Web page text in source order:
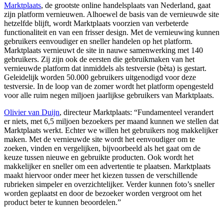
Marktplaats, de grootste online handelsplaats van Nederland, gaat
zijn platform vernieuwen. Alhoewel de basis van de vernieuwde site
hetzelfde blijft, wordt Marktplaats voorzien van verbeterde
functionaliteit en van een frisser design. Met de vernieuwing kunnen
gebruikers eenvoudiger en sneller handelen op het platform.
Marktplaats vernieuwt de site in nauwe samenwerking met 140
gebruikers. Zij zijn ook de eersten die gebruikmaken van het
vernieuwde platform dat inmiddels als testversie (bèta) is gestart.
Geleidelijk worden 50.000 gebruikers uitgenodigd voor deze
testversie. In de loop van de zomer wordt het platform opengesteld
voor alle ruim negen miljoen jaarlijkse gebruikers van Marktplaats.
Olivier van Duijn, directeur Marktplaats: “Fundamenteel verandert
er niets, met 6,5 miljoen bezoekers per maand kunnen we stellen dat
Marktplaats werkt. Echter we willen het gebruikers nog makkelijker
maken. Met de vernieuwde site wordt het eenvoudiger om te
zoeken, vinden en vergelijken, bijvoorbeeld als het gaat om de
keuze tussen nieuwe en gebruikte producten. Ook wordt het
makkelijker en sneller om een advertentie te plaatsen. Marktplaats
maakt hiervoor onder meer het kiezen tussen de verschillende
rubrieken simpeler en overzichtelijker. Verder kunnen foto’s sneller
worden geplaatst en door de bezoeker worden vergroot om het
product beter te kunnen beoordelen.”